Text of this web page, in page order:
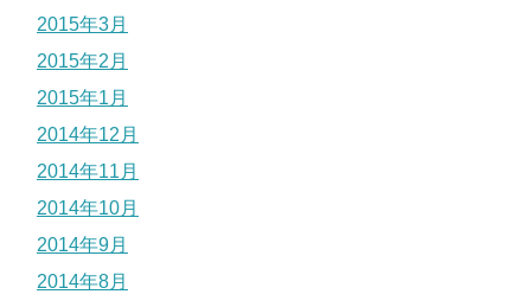
2015年3月
2015年2月
2015年1月
2014年12月
2014年11月
2014年10月
2014年9月
2014年8月